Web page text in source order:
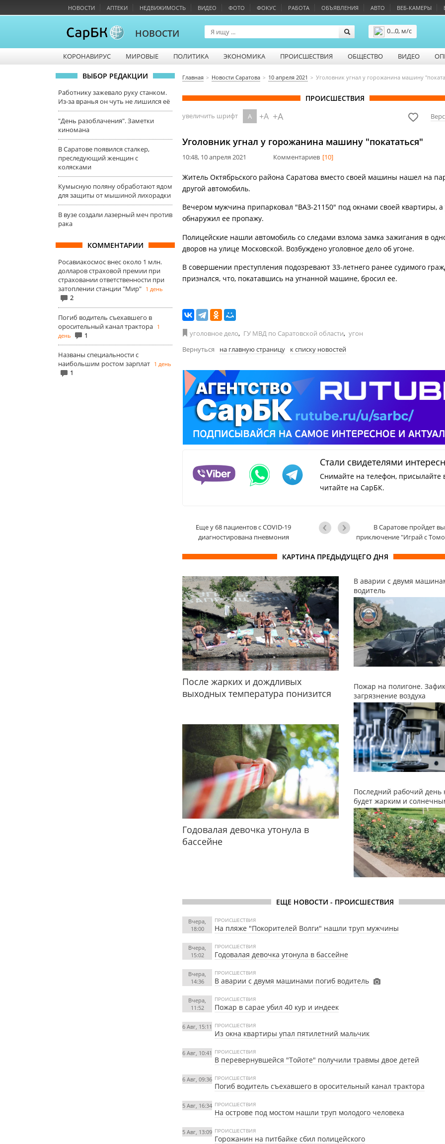
НОВОСТИ АПТЕКИ НЕДВИЖИМОСТЬ ВИДЕО ФОТО ФОКУС РАБОТА ОБЪЯВЛЕНИЯ АВТО ВЕБ-КАМЕРЫ
НОВОСТИ
0...0, м/с
КОРОНАВИРУС МИРОВЫЕ ПОЛИТИКА ЭКОНОМИКА ПРОИСШЕСТВИЯ ОБЩЕСТВО ВИДЕО
ВЫБОР РЕДАКЦИИ
Работнику зажевало руку станком.
Из-за вранья он чуть не лишился её
"День разоблачения". Заметки
киномана
В Саратове появился сталкер,
преследующий женщин с
колясками
Кумысную поляну обработают ядом
для защиты от мышиной лихорадки
В вузе создали лазерный меч против
рака
КОММЕНТАРИИ
Росавиакосмос внес около 1 млн.
долларов страховой премии при
страховании ответственности при
затоплении станции "Мир" 1 день
2
Погиб водитель съехавшего в
оросительный канал трактора 1
день
1
Названы специальности с
наибольшим ростом зарплат 1 день
1
Главная Новости Саратова 10 апреля 2021 Уголовник угнал у горожанина машину
ПРОИСШЕСТВИЯ
увеличить шрифт A +A +A
Уголовник угнал у горожанина машину "покататься"
10:48, 10 апреля 2021 Комментариев [10]
Житель Октябрьского района Саратова вместо своей машины нашел на
другой автомобиль.
Вечером мужчина припарковал "ВАЗ-21150" под окнами своей квартиры, а
обнаружил ее пропажу.
Полицейские нашли автомобиль со следами взлома замка зажигания в
дворов на улице Московской. Возбуждено уголовное дело об угоне.
В совершении преступления подозревают 33-летнего ранее судимого
признался, что, покатавшись на угнанной машине, бросил ее.
уголовное дело, ГУ МВД по Саратовской области, угон
Вернуться
на главную страницу к списку новостей
Стали свидетелями
Снимайте на телефон, присылайте
читайте на СарБК.
Еще у 68 пациентов с COVID-19
диагностирована пневмония
В Саратове пройдет
приключение "Играй с
КАРТИНА ПРЕДЫДУЩЕГО ДНЯ
После жарких и дождливых
выходных температура понизится
Годовалая девочка утонула в
бассейне
В аварии с двумя
водитель
Пожар на полигоне.
загрязнение воздуха
Последний рабочий день
будет жарким и
ЕЩЕ НОВОСТИ - ПРОИСШЕСТВИЯ
Вчера,
18:00
ПРОИСШЕСТВИЯ
На пляже "Покорителей Волги" нашли труп мужчины
Вчера,
15:02
ПРОИСШЕСТВИЯ
Годовалая девочка утонула в бассейне
Вчера,
14:36
ПРОИСШЕСТВИЯ
В аварии с двумя машинами погиб водитель
Вчера,
11:52
ПРОИСШЕСТВИЯ
Пожар в сарае убил 40 кур и индеек
6 Авг, 15:11 ПРОИСШЕСТВИЯ
Из окна квартиры упал пятилетний мальчик
6 Авг, 10:41 ПРОИСШЕСТВИЯ
В перевернувшейся "Тойоте" получили травмы двое детей
6 Авг, 09:36 ПРОИСШЕСТВИЯ
Погиб водитель съехавшего в оросительный канал трактора
5 Авг, 16:34 ПРОИСШЕСТВИЯ
На острове под мостом нашли труп молодого человека
5 Авг, 13:09 ПРОИСШЕСТВИЯ
Горожанин на питбайке сбил полицейского